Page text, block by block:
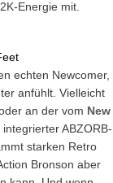
Energie mit.
echten Newcomer,
anfühlt. Vielleicht
an der vom New
ABZORB-
starken Retro
Bronson aber